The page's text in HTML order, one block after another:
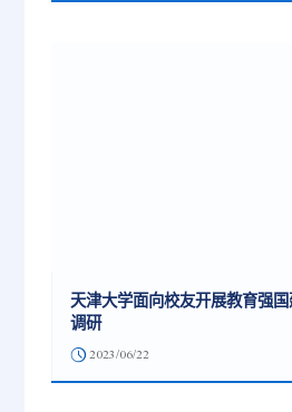
天津大学面向校友开展教育强
调研
2023/06/22